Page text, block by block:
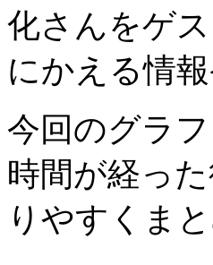
化さんをゲ
にかえる情
今回のグラ
時間が経っ
りやすくま